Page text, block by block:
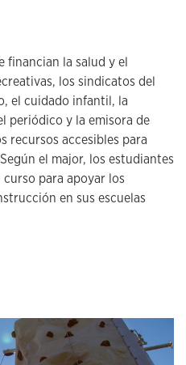
financian la salud y el
los sindicatos del
el cuidado infantil, la
periódico y la emisora de
recursos accesibles para
el major, los estudiantes
para apoyar los
en sus escuelas